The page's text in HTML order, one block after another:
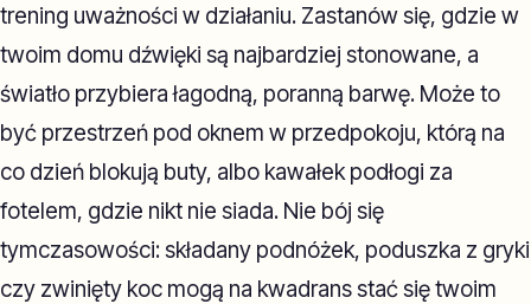
trening uważności w działaniu. Zastanów się, gdzie w
twoim domu dźwięki są najbardziej stonowane, a
światło przybiera łagodną, poranną barwę. Może to
być przestrzeń pod oknem w przedpokoju, którą na
co dzień blokują buty, albo kawałek podłogi za
fotelem, gdzie nikt nie siada. Nie bój się
tymczasowości: składany podnóżek, poduszka z gryki
czy zwinięty koc mogą na kwadrans stać się twoim